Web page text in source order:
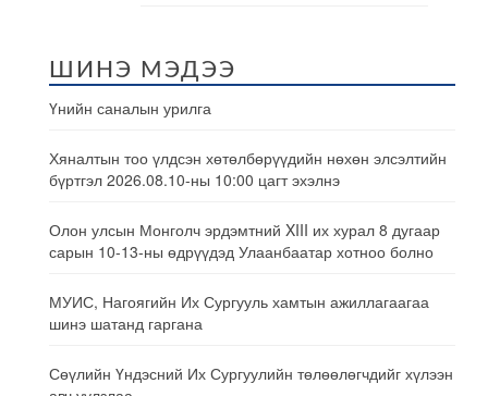
ШИНЭ МЭДЭЭ
Үнийн саналын урилга
Хяналтын тоо үлдсэн хөтөлбөрүүдийн нөхөн элсэлтийн
бүртгэл 2026.08.10-ны 10:00 цагт эхэлнэ
Олон улсын Монголч эрдэмтний XIII их хурал 8 дугаар
сарын 10-13-ны өдрүүдэд Улаанбаатар хотноо болно
МУИС, Нагоягийн Их Сургууль хамтын ажиллагаагаа
шинэ шатанд гаргана
Сөүлийн Үндэсний Их Сургуулийн төлөөлөгчдийг хүлээн